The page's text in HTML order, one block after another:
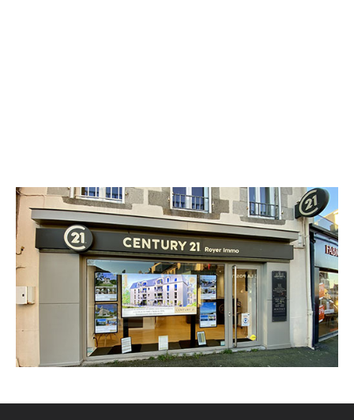
CENTURY 21 Royer Immo
32 rue de la Mairie
ST PAIR SUR MER - 50380
Envoyer un message
Téléphoner à l'agence